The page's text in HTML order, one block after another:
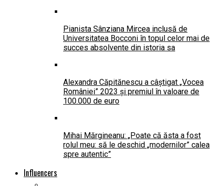
Pianista Sânziana Mircea inclusă de
Universitatea Bocconi în topul celor mai de
succes absolvente din istoria sa
Alexandra Căpitănescu a câștigat „Vocea
României” 2023 și premiul în valoare de
100.000 de euro
Mihai Mărgineanu: „Poate că ăsta a fost
rolul meu: să le deschid „modernilor” calea
spre autentic”
Influencers